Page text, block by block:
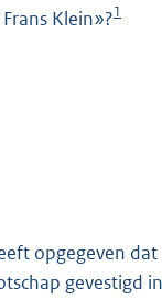
Klein»?1
opgegeven
gevestigd